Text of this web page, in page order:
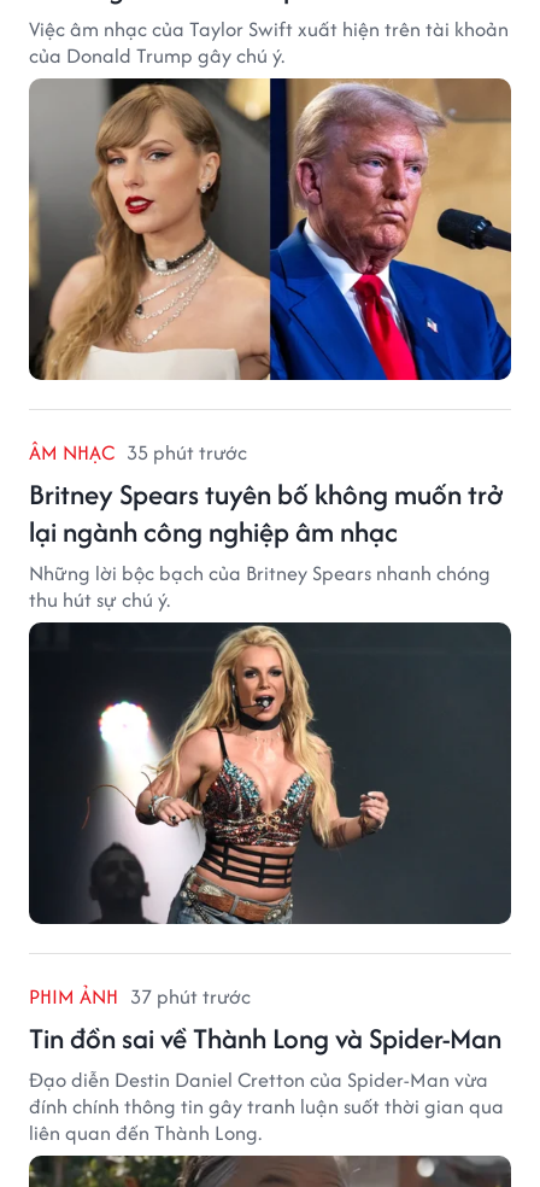
Việc âm nhạc của Taylor Swift xuất hiện trên tài khoản
của Donald Trump gây chú ý.
ÂM NHẠC 35 phút trước
Britney Spears tuyên bố không muốn trở
lại ngành công nghiệp âm nhạc
Những lời bộc bạch của Britney Spears nhanh chóng
thu hút sự chú ý.
PHIM ẢNH 37 phút trước
Tin đồn sai về Thành Long và Spider-Man
Đạo diễn Destin Daniel Cretton của Spider-Man vừa
đính chính thông tin gây tranh luận suốt thời gian qua
liên quan đến Thành Long.